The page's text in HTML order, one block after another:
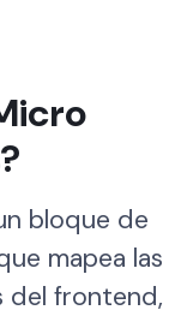
bloque de
mapea las
del frontend,